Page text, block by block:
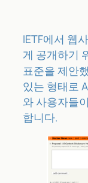
IETF에서 웹
게 공개하기
표준을 제안
있는 형태로
와 사용자들
합니다.